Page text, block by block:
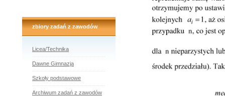
zbiory zadań z zawodów
Licea/Technika
Dawne Gimnazja
Szkoły podstawowe
Archiwum zadań z zawodów